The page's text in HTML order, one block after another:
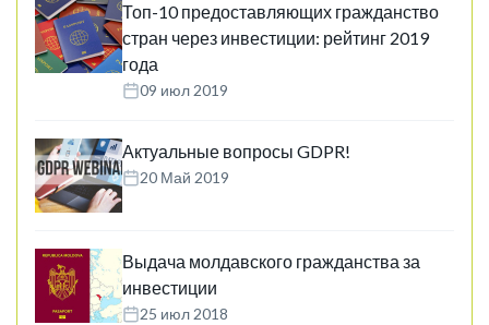
Топ-10 предоставляющих гражданство
стран через инвестиции: рейтинг 2019
года
09 июл 2019
Актуальные вопросы GDPR!
20 Май 2019
Выдача молдавского гражданства за
инвестиции
25 июл 2018